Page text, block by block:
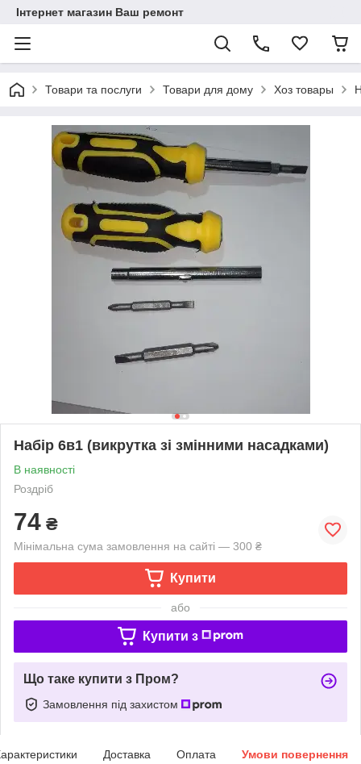
Інтернет магазин Ваш ремонт
Товари та послуги Товари для дому Хоз товары
Набір 6в1 (викрутка зі змінними насадками)
В наявності
Роздріб
74 ₴
Мінімальна сума замовлення на сайті — 300 ₴
Купити
або
Купити з
Що таке купити з Пром?
Замовлення під захистом
Доставка Оплата Умови повернення